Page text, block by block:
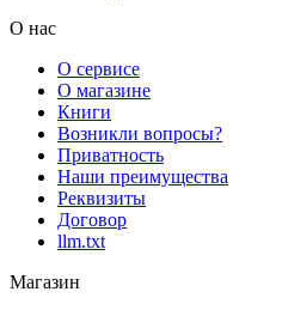
О нас
О сервисе
О магазине
Книги
Возникли вопросы?
Приватность
Наши преимущества
Реквизиты
Договор
llm.txt
Магазин